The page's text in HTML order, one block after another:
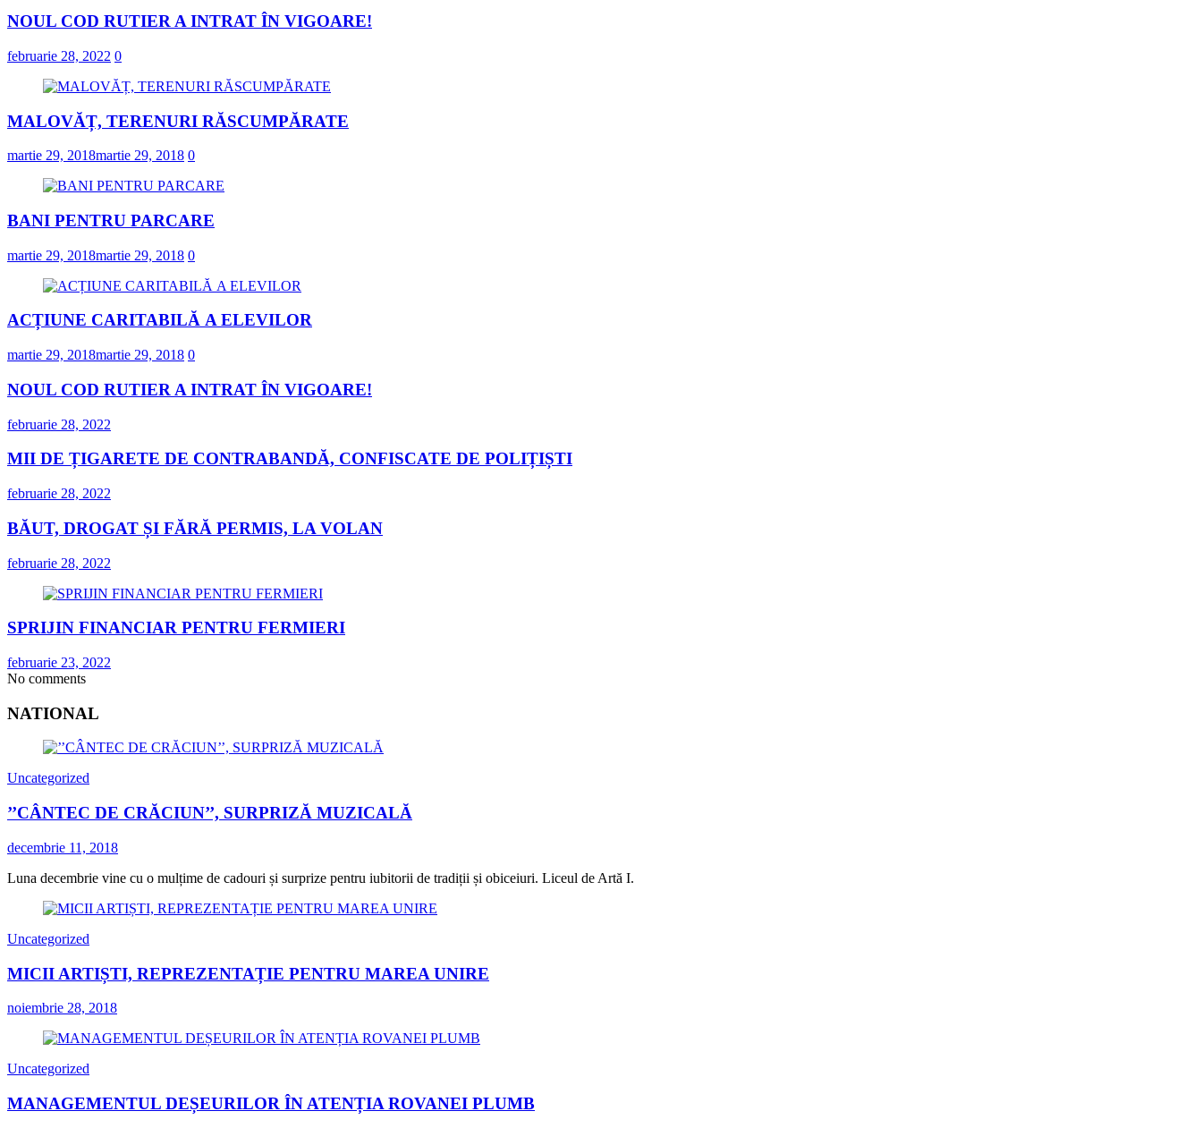
NOUL COD RUTIER A INTRAT ÎN VIGOARE!
februarie 28, 2022 0
MALOVĂȚ, TERENURI RĂSCUMPĂRATE
martie 29, 2018martie 29, 2018 0
BANI PENTRU PARCARE
martie 29, 2018martie 29, 2018 0
ACȚIUNE CARITABILĂ A ELEVILOR
martie 29, 2018martie 29, 2018 0
NOUL COD RUTIER A INTRAT ÎN VIGOARE!
februarie 28, 2022
MII DE ȚIGARETE DE CONTRABANDĂ, CONFISCATE DE POLIȚIȘTI
februarie 28, 2022
BĂUT, DROGAT ȘI FĂRĂ PERMIS, LA VOLAN
februarie 28, 2022
SPRIJIN FINANCIAR PENTRU FERMIERI
februarie 23, 2022
No comments
NATIONAL
Uncategorized
’’CÂNTEC DE CRĂCIUN’’, SURPRIZĂ MUZICALĂ
decembrie 11, 2018
Luna decembrie vine cu o mulțime de cadouri și surprize pentru iubitorii de tradiții și obiceiuri. Liceul de Artă I.
Uncategorized
MICII ARTIȘTI, REPREZENTAȚIE PENTRU MAREA UNIRE
noiembrie 28, 2018
Uncategorized
MANAGEMENTUL DEȘEURILOR ÎN ATENȚIA ROVANEI PLUMB